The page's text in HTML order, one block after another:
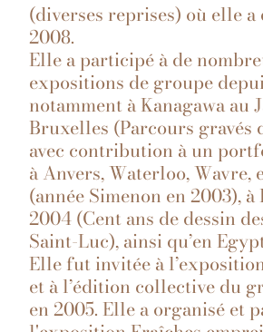
(diverses reprises) où elle a
2008.
Elle a participé à de
expositions de groupe
notamment à Kanagawa au
Bruxelles (Parcours gravés
avec contribution à un
à Anvers, Waterloo, Wavre,
(année Simenon en 2003),
2004 (Cent ans de dessin
Saint-Luc), ainsi qu’en
Elle fut invitée à
et à l’édition collective du
en 2005. Elle a organisé et